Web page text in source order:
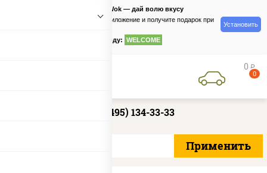
PizzaSushiWok — дай волю вкусу
Скачайте приложение и получите подарок при
по промокоду: WELCOME
Установить
0 руб
0
+7 (495) 134-33-33